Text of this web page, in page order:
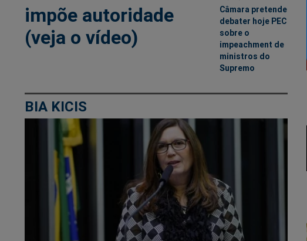
impõe autoridade
(veja o vídeo)
Câmara pretende
debater hoje PEC
sobre o
impeachment de
ministros do
Supremo
BIA KICIS